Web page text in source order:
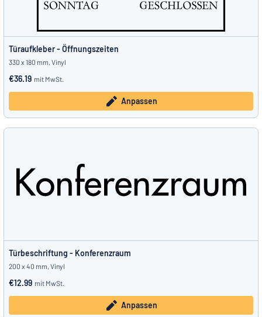
Türaufkleber - Öffnungszeiten
330 x 180 mm, Vinyl
€36.19 mit MwSt.
Anpassen
Türbeschriftung - Konferenzraum
200 x 40 mm, Vinyl
€12.99 mit MwSt.
Anpassen